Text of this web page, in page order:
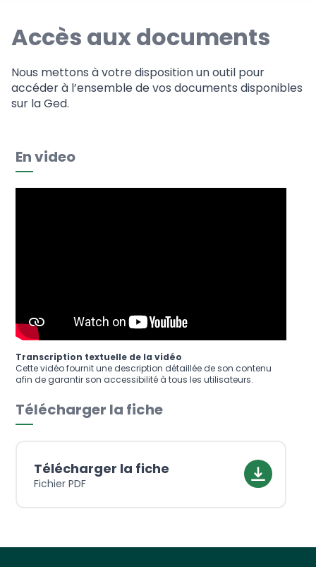
Accès aux documents
Nous mettons à votre disposition un outil pour
accéder à l’ensemble de vos documents disponibles
sur la Ged.
En video
Transcription textuelle de la vidéo
Cette vidéo fournit une description détaillée de son contenu
afin de garantir son accessibilité à tous les utilisateurs.
Télécharger la fiche
Télécharger la fiche
Fichier PDF